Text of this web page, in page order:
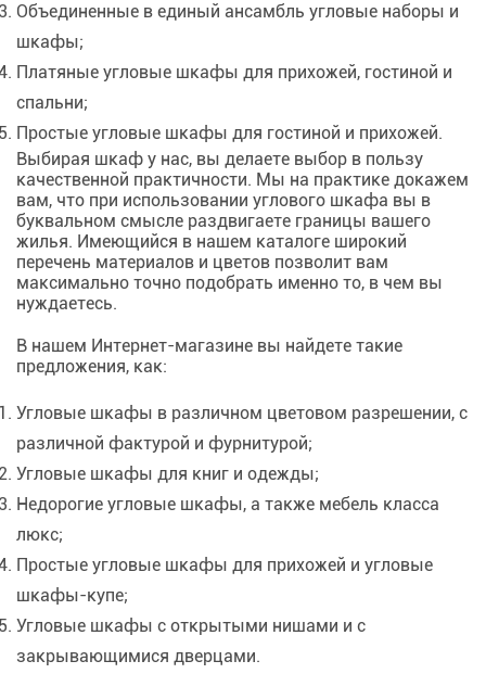
Объединенные в единый ансамбль угловые наборы и
шкафы;
Платяные угловые шкафы для прихожей, гостиной и
спальни;
Простые угловые шкафы для гостиной и прихожей.
Выбирая шкаф у нас, вы делаете выбор в пользу
качественной практичности. Мы на практике докажем
вам, что при использовании углового шкафа вы в
буквальном смысле раздвигаете границы вашего
жилья. Имеющийся в нашем каталоге широкий
перечень материалов и цветов позволит вам
максимально точно подобрать именно то, в чем вы
нуждаетесь.
В нашем Интернет-магазине вы найдете такие
предложения, как:
Угловые шкафы в различном цветовом разрешении, с
различной фактурой и фурнитурой;
Угловые шкафы для книг и одежды;
Недорогие угловые шкафы, а также мебель класса
люкс;
Простые угловые шкафы для прихожей и угловые
шкафы-купе;
Угловые шкафы с открытыми нишами и с
закрывающимися дверцами.